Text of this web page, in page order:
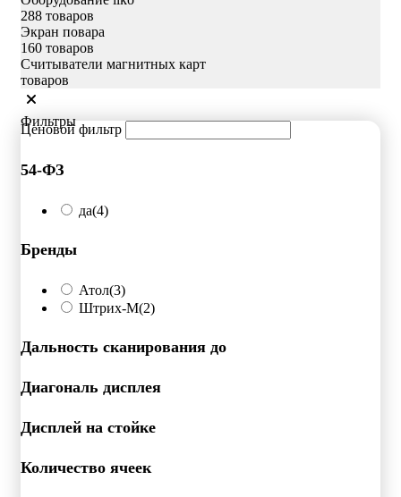
288 товаров
Экран повара
160 товаров
Считыватели магнитных карт
товаров
Фильтры
Ценовой фильтр
54-ФЗ
да(4)
Бренды
Атол(3)
Штрих-М(2)
Дальность сканирования до
Диагональ дисплея
Дисплей на стойке
Количество ячеек